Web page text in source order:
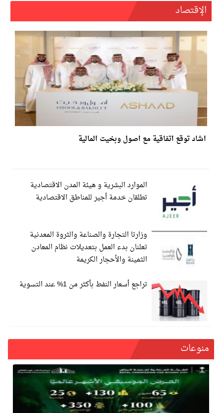
الإقتصاد
اشاد توقع اتفاقية مع اصول وبخيت المالية
الموارد البشرية و هيئة المدن الاقتصادية
تطلقان خدمة أجير للمناطق الاقتصادية
وزارتا التجارة والصناعة والثروة المعدنية
تعلنان بدء العمل بتعديلات نظام المعادن
الثمينة والأحجار الكريمة
تراجع أسعار النفط بأكثر من 1% عند التسوية
منوعات